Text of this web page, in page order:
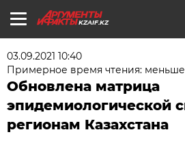
KZAIF.KZ
03.09.2021 10:40
Примерное время чтения:
Обновлена матрица
эпидемиологической
регионам Казахстана